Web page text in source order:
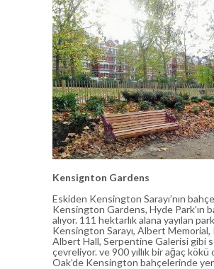
Kensignton Gardens
Eskiden Kensington Sarayı’nın
Kensington Gardens, Hyde Park’ın
alıyor. 111 hektarlık alana yayılan
Kensington Sarayı, Albert Memorial,
Albert Hall, Serpentine Galerisi gibi
çevreliyor. ve 900 yıllık bir ağaç kökü
Oak’de Kensington bahçelerinde yer